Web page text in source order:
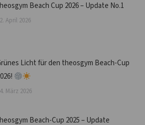
Beach Cup 2026 – Update No.1
April 2026
Licht für den theosgym Beach-Cup
März 2026
Beach-Cup 2025 – Update